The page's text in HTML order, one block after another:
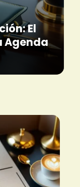
El
Agenda